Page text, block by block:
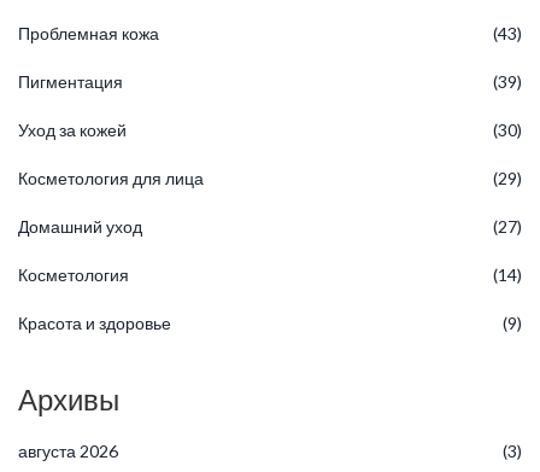
Проблемная кожа (43)
Пигментация (39)
Уход за кожей (30)
Косметология для лица (29)
Домашний уход (27)
Косметология (14)
Красота и здоровье (9)
Архивы
августа 2026 (3)